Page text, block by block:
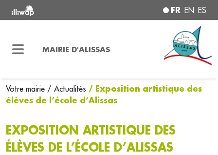
FR EN ES
MAIRIE D'ALISSAS
Votre mairie / Actualités / Exposition artistique des
élèves de l’école d’Alissas
EXPOSITION ARTISTIQUE DES
ÉLÈVES DE L’ÉCOLE D’ALISSAS